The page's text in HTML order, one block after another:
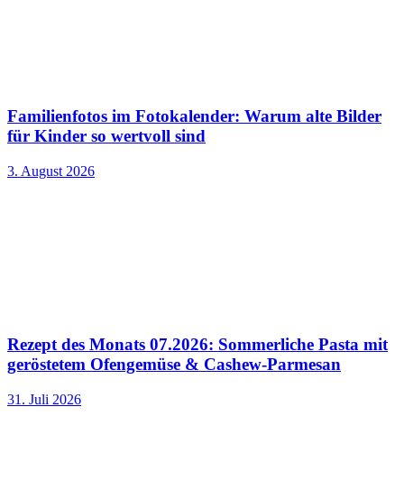
Familienfotos im Fotokalender: Warum alte Bilder
für Kinder so wertvoll sind
3. August 2026
Rezept des Monats 07.2026: Sommerliche Pasta mit
geröstetem Ofengemüse & Cashew-Parmesan
31. Juli 2026